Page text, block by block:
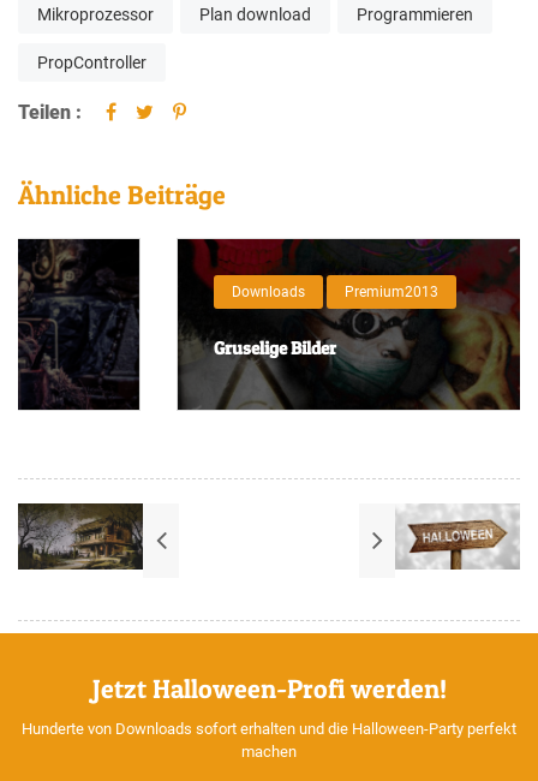
Mikroprozessor Plan download Programmieren
PropController
Teilen :
Ähnliche Beiträge
Downloads Premium2013
Gruselige Bilder
Jetzt Halloween-Profi werden!
Hunderte von Downloads sofort erhalten und die Halloween-Party perfekt
machen